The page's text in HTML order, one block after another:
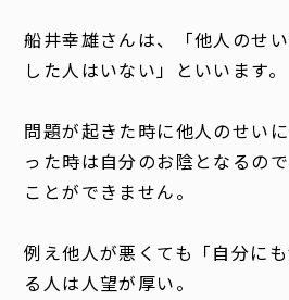
船井幸雄さんは、「他人のせ
した人はいない」といいます。
問題が起きた時に他人のせい
った時は自分のお陰となるの
ことができません。
例え他人が悪くても「自分に
る人は人望が厚い。